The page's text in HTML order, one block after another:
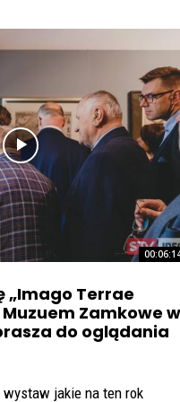
„Imago Terrae
Zamkowe w
do oglądania
jakie na ten rok